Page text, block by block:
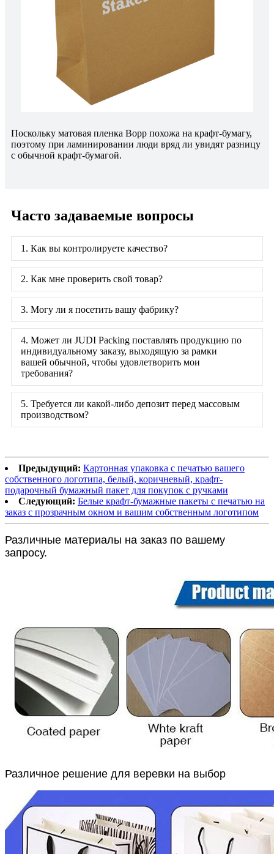
Поскольку матовая пленка Bopp похожа на крафт-бумагу,
поэтому при ламинировании люди вряд ли увидят разницу
с обычной крафт-бумагой.
Часто задаваемые вопросы
1. Как вы контролируете качество?
2. Как мне проверить свой товар?
3. Могу ли я посетить вашу фабрику?
4. Может ли JUDI Packing поставлять продукцию по
индивидуальному заказу, выходящую за рамки
вашей обычной, чтобы удовлетворить мои
требования?
5. Требуется ли какой-либо депозит перед массовым
производством?
Предыдущий: Картонная упаковка с печатью вашего
собственного логотипа, белый, коричневый, крафт-
подарочный бумажный пакет для покупок с ручками
Следующий: Белые крафт-бумажные пакеты с печатью на
заказ с прозрачным окном и вашим собственным логотипом
Различные материалы на заказ по вашему
запросу.
Различное решение для веревки на выбор